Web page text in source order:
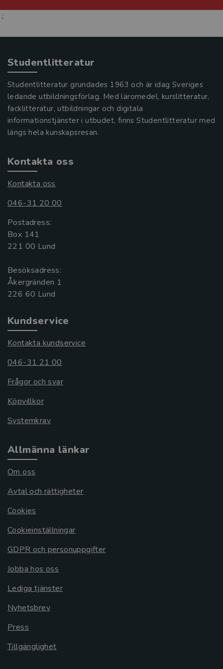
;
Studentlitteratur
Studentlitteratur grundades 1963 och är idag Sveriges
ledande utbildningsförlag. Med läromedel, kurslitteratur,
facklitteratur, utbildningar och digitala
informationstjänster i utbudet, finns Studentlitteratur med
längs hela kunskapsresan.
Kontakta oss
Kontakta oss
046-31 20 00
Postadress:
Box 141
221 00 Lund
Besöksadress:
Åkergränden 1
Kundservice
Kontakta kundservice
046-31 21 00
Frågor och svar
Köpvillkor
Systemkrav
Allmänna länkar
Om oss
Avtal och rättigheter
Cookies
Cookieinställningar
GDPR och personuppgifter
Jobba hos oss
Lediga tjänster
Nyhetsbrev
Press
Tillgänglighet